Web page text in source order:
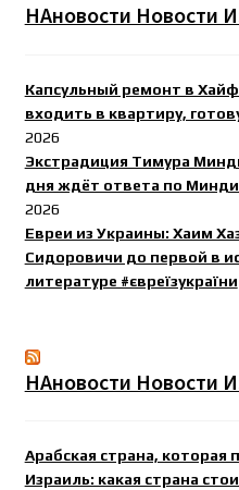
НАновости Новости
Капсульный ремонт в
входить в квартиру,
2026
Экстрадиция Тимура
дня ждёт ответа по
2026
Евреи из Украины: Хаим
Сидоровичи до первой в
литературе #євреїзукраїни
НАновости Новости
Арабская страна,
Израиль: какая страна